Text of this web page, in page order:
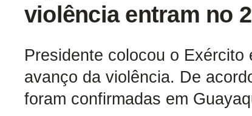
violência entram no
Presidente colocou o
avanço da violência. De
foram confirmadas em